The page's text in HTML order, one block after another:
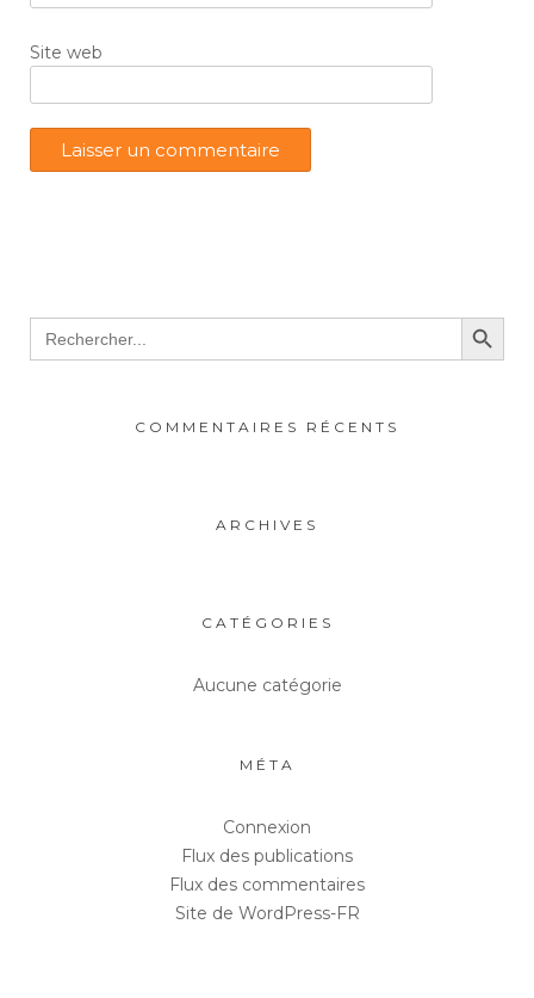
Site web
Search
for:
Search Button
COMMENTAIRES RÉCENTS
ARCHIVES
CATÉGORIES
Aucune catégorie
MÉTA
Connexion
Flux des publications
Flux des commentaires
Site de WordPress-FR